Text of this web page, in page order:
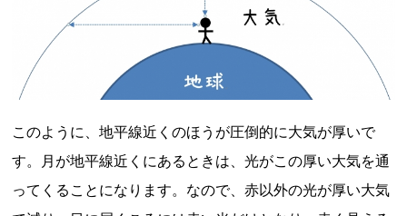
このように、地平線近くのほうが圧倒的に大気が厚いで
す。月が地平線近くにあるときは、光がこの厚い大気を通
ってくることになります。なので、赤以外の光が厚い大気